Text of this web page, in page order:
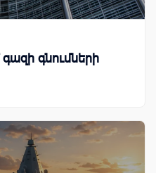
գնումների